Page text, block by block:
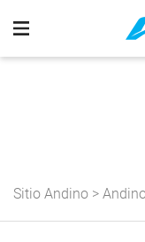
Sitio Andino >